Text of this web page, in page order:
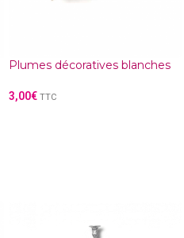
Plumes décoratives blanches
3,00€ TTC